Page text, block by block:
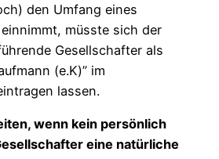
den Umfang eines
müsste sich der
Gesellschafter als
(e.K)” im
lassen.
wenn kein persönlich
eine natürliche